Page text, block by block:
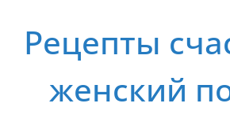
содержимому
Рецепты
женский